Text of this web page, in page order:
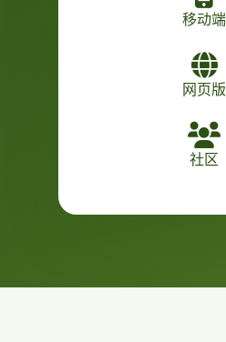
移动端
网页版
社区